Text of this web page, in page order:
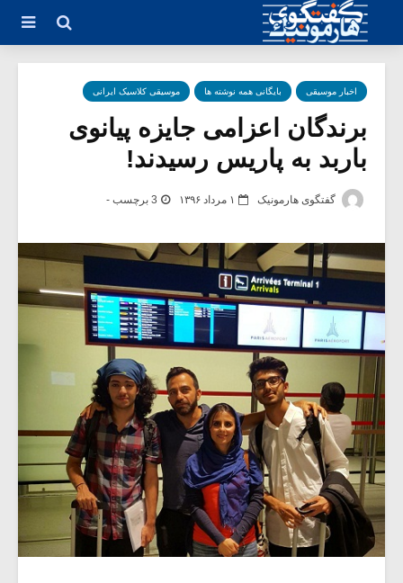
اخبار موسیقی بایگانی همه نوشته ها موسیقی کلاسیک ایرانی
برندگان اعزامی جایزه پیانوى
باربد به پاریس رسیدند!
گفتگوی هارمونیک ۱ مرداد ۱۳۹۶ 3 برچسب -